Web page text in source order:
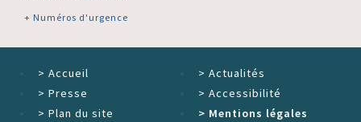
+ Numéros d'urgence
> Accueil > Actualités
> Presse > Accessibilité
> Plan du site > Mentions légales